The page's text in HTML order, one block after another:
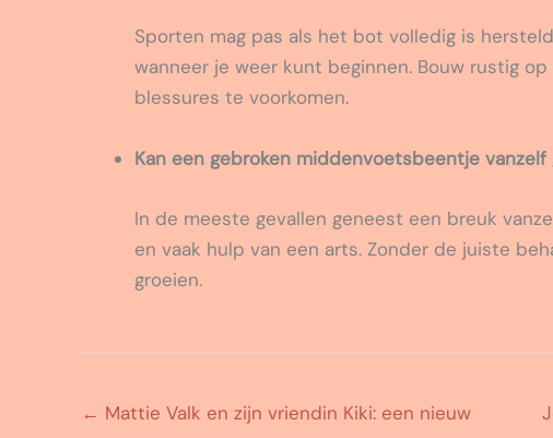
Sporten mag pas als het bot volledig is
wanneer je weer kunt beginnen. Bouw rustig
blessures te voorkomen.
Kan een gebroken middenvoetsbeentje vanzelf
In de meeste gevallen geneest een breuk
en vaak hulp van een arts. Zonder de juiste
groeien.
← Mattie Valk en zijn vriendin Kiki: een nieuw